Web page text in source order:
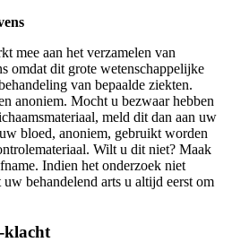
mee aan het verzamelen van
omdat dit grote wetenschappelijke
van bepaalde ziekten.
anoniem. Mocht u bezwaar hebben
meld dit dan aan uw
bloed, anoniem, gebruikt worden
Wilt u dit niet? Maak
Indien het onderzoek niet
behandelend arts u altijd eerst om
klacht